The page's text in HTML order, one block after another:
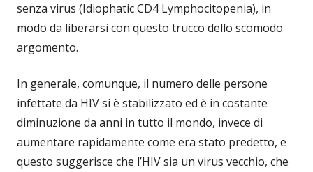
senza virus (Idiophatic CD4 Lymphocitopenia), in
modo da liberarsi con questo trucco dello scomodo
argomento.
In generale, comunque, il numero delle persone
infettate da HIV si è stabilizzato ed è in costante
diminuzione da anni in tutto il mondo, invece di
aumentare rapidamente come era stato predetto, e
questo suggerisce che l’HIV sia un virus vecchio, che